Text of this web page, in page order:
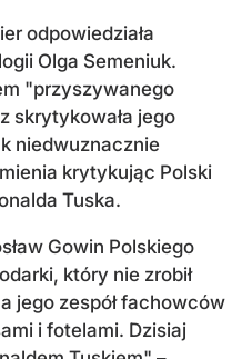
odpowiedziała
Olga Semeniuk.
"przyszywanego
skrytykowała jego
niedwuznacznie
krytykując Polski
Tuska.
Gowin Polskiego
który nie zrobił
jego zespół fachowców
i fotelami. Dzisiaj